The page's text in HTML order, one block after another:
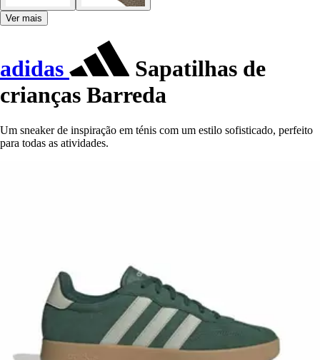
Ver mais
adidas
Sapatilhas de
crianças Barreda
Um sneaker de inspiração em ténis com um estilo sofisticado, perfeito
para todas as atividades.